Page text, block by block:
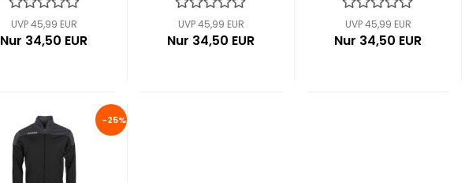
UVP 45,99 EUR
Nur 34,50 EUR
UVP 45,99 EUR
Nur 34,50 EUR
UVP 45,99 EUR
Nur 34,50 EUR
-25%